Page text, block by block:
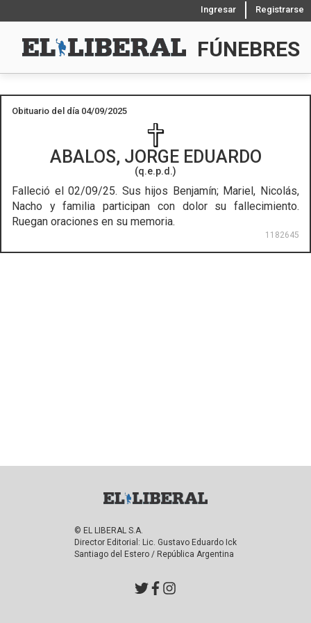
Ingresar Registrarse
FÚNEBRES
Obituario del día 04/09/2025
ABALOS, JORGE EDUARDO
(q.e.p.d.)
Falleció el 02/09/25. Sus hijos Benjamín; Mariel, Nicolás,
Nacho y familia participan con dolor su fallecimiento.
Ruegan oraciones en su memoria.
1182645
© EL LIBERAL S.A.
Director Editorial: Lic. Gustavo Eduardo Ick
Santiago del Estero / República Argentina